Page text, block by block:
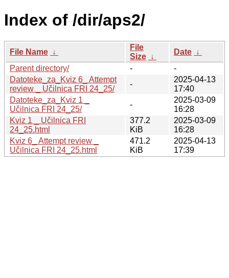
Index of /dir/aps2/
File Name ↓
File
Size ↓
Date ↓
Parent directory/
-
-
Datoteke_za_Kviz 6_ Attempt
review _ Učilnica FRI 24_25/
-
2025-04-13
17:40
Datoteke_za_Kviz 1 _
Učilnica FRI 24_25/
-
2025-03-09
16:28
Kviz 1 _ Učilnica FRI
24_25.html
377.2
KiB
2025-03-09
16:28
Kviz 6_ Attempt review _
Učilnica FRI 24_25.html
471.2
KiB
2025-04-13
17:39